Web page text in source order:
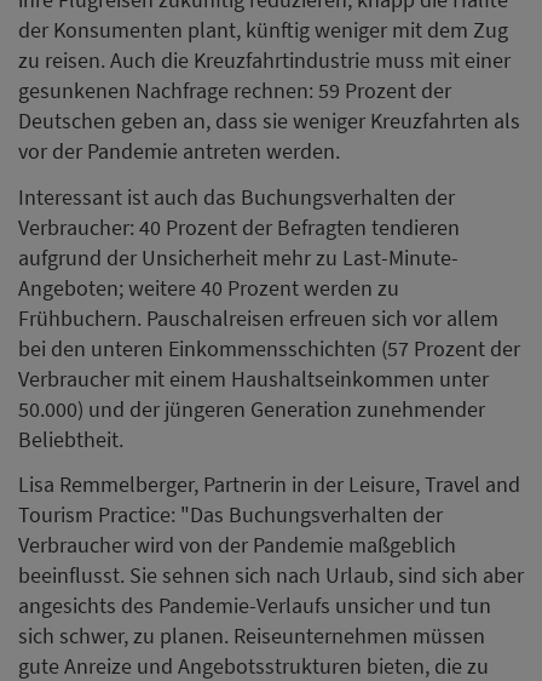
der Konsumenten plant, künftig weniger mit dem Zug
zu reisen. Auch die Kreuzfahrtindustrie muss mit einer
gesunkenen Nachfrage rechnen: 59 Prozent der
Deutschen geben an, dass sie weniger Kreuzfahrten als
vor der Pandemie antreten werden.
Interessant ist auch das Buchungsverhalten der
Verbraucher: 40 Prozent der Befragten tendieren
aufgrund der Unsicherheit mehr zu Last-Minute-
Angeboten; weitere 40 Prozent werden zu
Frühbuchern. Pauschalreisen erfreuen sich vor allem
bei den unteren Einkommensschichten (57 Prozent der
Verbraucher mit einem Haushaltseinkommen unter
50.000) und der jüngeren Generation zunehmender
Beliebtheit.
Lisa Remmelberger, Partnerin in der Leisure, Travel and
Tourism Practice: "Das Buchungsverhalten der
Verbraucher wird von der Pandemie maßgeblich
beeinflusst. Sie sehnen sich nach Urlaub, sind sich aber
angesichts des Pandemie-Verlaufs unsicher und tun
sich schwer, zu planen. Reiseunternehmen müssen
gute Anreize und Angebotsstrukturen bieten, die zu